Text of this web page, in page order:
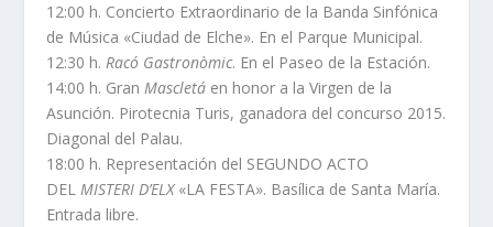
12:00 h. Concierto Extraordinario de la Banda Sinfónica
de Música «Ciudad de Elche». En el Parque Municipal.
12:30 h.Racó Gastronòmic. En el Paseo de la Estación.
14:00 h. GranMascletá en honor a la Virgen de la
Asunción. Pirotecnia Turis, ganadora del concurso 2015.
Diagonal del Palau.
18:00 h. Representación del SEGUNDO ACTO
DELMISTERI D’ELX«LA FESTA». Basílica de Santa María.
Entrada libre.